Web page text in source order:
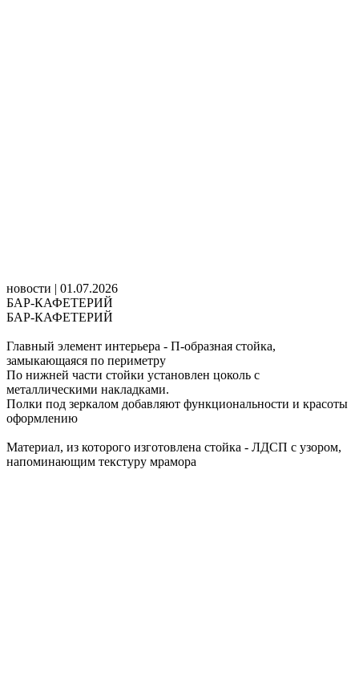
новости | 01.07.2026
БАР-КАФЕТЕРИЙ
БАР-КАФЕТЕРИЙ
Главный элемент интерьера - П-образная стойка,
замыкающаяся по периметру
По нижней части стойки установлен цоколь с
металлическими накладками.
Полки под зеркалом добавляют функциональности и красоты
оформлению
Материал, из которого изготовлена стойка - ЛДСП с узором,
напоминающим текстуру мрамора